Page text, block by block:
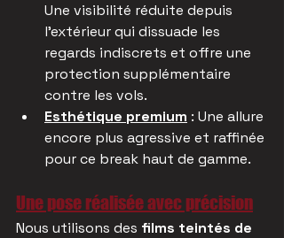
Une visibilité réduite depuis
l'extérieur qui dissuade les
regards indiscrets et offre une
protection supplémentaire
contre les vols.
Esthétique premium : Une allure
encore plus agressive et raffinée
pour ce break haut de gamme.
Une pose réalisée avec précision
Nous utilisons des films teintés de